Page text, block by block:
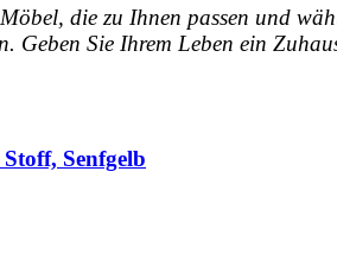
die zu Ihnen passen und
Geben Sie Ihrem Leben ein
Senfgelb